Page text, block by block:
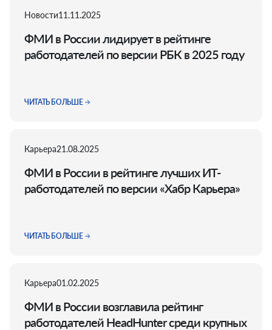
Новости11.11.2025
ФМИ в России лидирует в рейтинге
работодателей по версии РБК в 2025 году
ЧИТАТЬ БОЛЬШЕ
Карьера21.08.2025
ФМИ в России в рейтинге лучших ИТ-
работодателей по версии «Хабр Карьера»
ЧИТАТЬ БОЛЬШЕ
Карьера01.02.2025
ФМИ в России возглавила рейтинг
работодателей HeadHunter среди крупных